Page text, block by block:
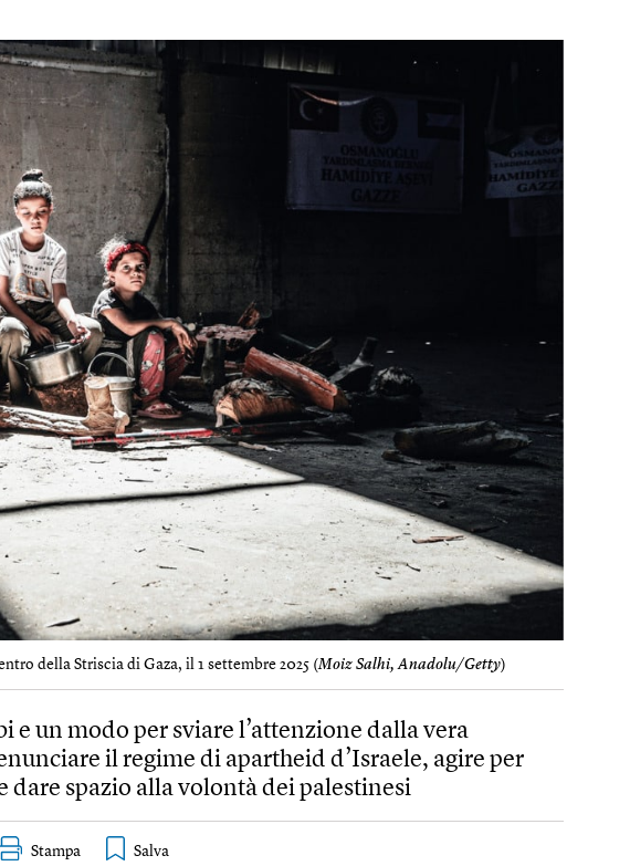
della Striscia di Gaza, il 1 settembre 2025 (Moiz Salhi, Anadolu/Getty)
e un modo per sviare l’attenzione dalla vera
il regime di apartheid d’Israele, agire per
dare spazio alla volontà dei palestinesi
Stampa